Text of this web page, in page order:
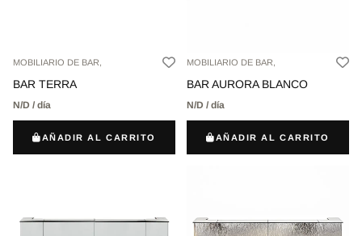
MOBILIARIO DE BAR,
BAR TERRA
N/D / día
AÑADIR AL CARRITO
MOBILIARIO DE BAR,
BAR AURORA BLANCO
N/D / día
AÑADIR AL CARRITO